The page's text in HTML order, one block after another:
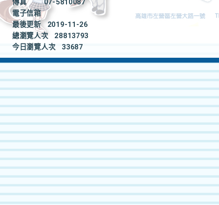
傳真
07-5810087
電子信箱
最後更新
2019-11-26
總瀏覽人次
28813793
今日瀏覽人次
33687